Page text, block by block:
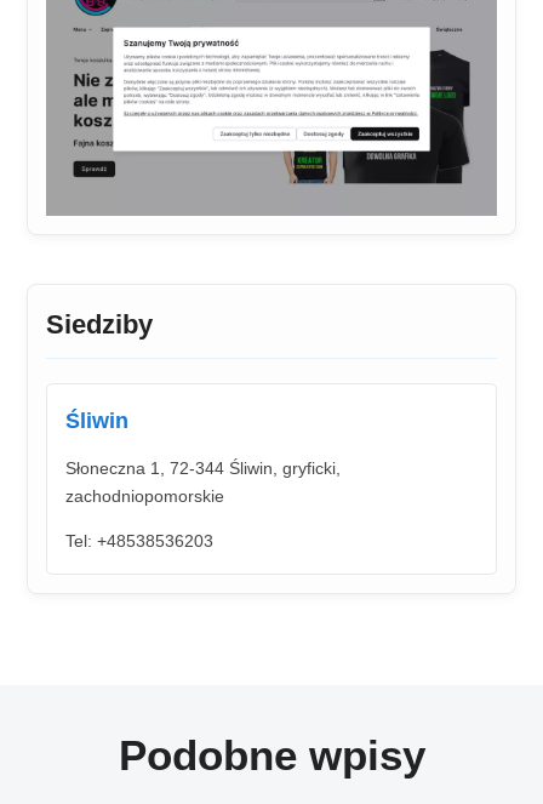
Siedziby
Śliwin
Słoneczna 1, 72-344 Śliwin, gryficki,
zachodniopomorskie
Tel: +48538536203
Podobne wpisy